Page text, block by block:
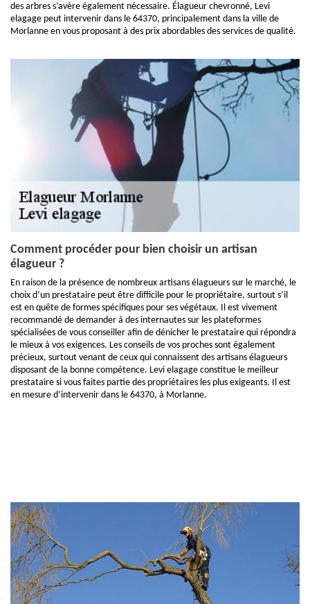
des arbres s’avère également nécessaire. Élagueur chevronné, Levi
elagage peut intervenir dans le 64370, principalement dans la ville de
Morlanne en vous proposant à des prix abordables des services de qualité.
Comment procéder pour bien choisir un artisan
élagueur ?
En raison de la présence de nombreux artisans élagueurs sur le marché, le
choix d’un prestataire peut être difficile pour le propriétaire, surtout s’il
est en quête de formes spécifiques pour ses végétaux. Il est vivement
recommandé de demander à des internautes sur les plateformes
spécialisées de vous conseiller afin de dénicher le prestataire qui répondra
le mieux à vos exigences. Les conseils de vos proches sont également
précieux, surtout venant de ceux qui connaissent des artisans élagueurs
disposant de la bonne compétence. Levi elagage constitue le meilleur
prestataire si vous faites partie des propriétaires les plus exigeants. Il est
en mesure d’intervenir dans le 64370, à Morlanne.